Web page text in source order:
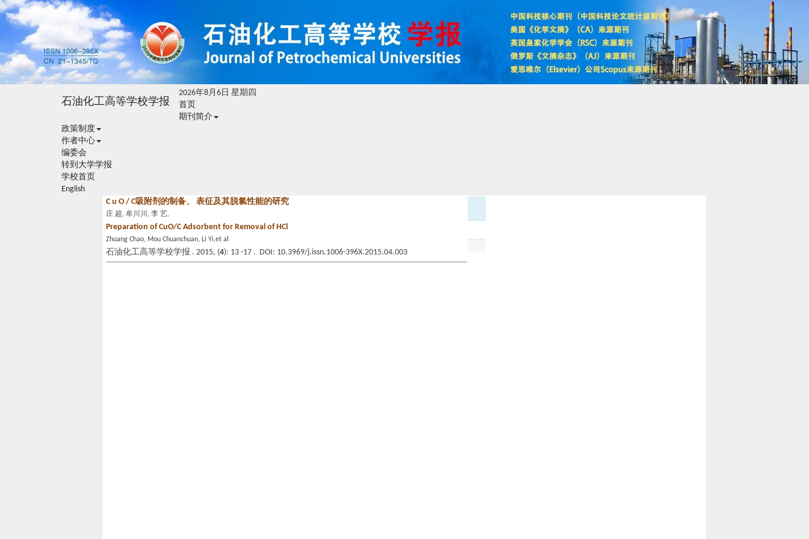
石油化工高等学校学报
2026年8月6日 星期四
首页
期刊简介
政策制度
作者中心
编委会
转到大学学报
学校首页
English
C u O / C吸附剂的制备、 表征及其脱氯性能的研究
庄 超, 牟川川, 李 艺,
Preparation of CuO/C Adsorbent for Removal of HCl
Zhuang Chao, Mou Chuanchuan, Li Yi,et al
石油化工高等学校学报 . 2015, (4): 13 -17 . DOI: 10.3969/j.issn.1006-396X.2015.04.003